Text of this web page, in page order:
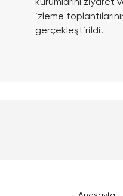
izleme
gerçekleştirildi.